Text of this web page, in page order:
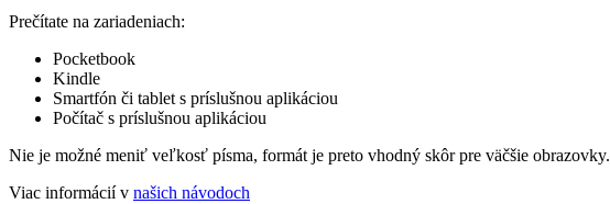
Prečítate na zariadeniach:
Pocketbook
Kindle
Smartfón či tablet s príslušnou aplikáciou
Počítač s príslušnou aplikáciou
Nie je možné meniť veľkosť písma, formát je preto vhodný skôr pre väčšie obrazovky.
Viac informácií v našich návodoch